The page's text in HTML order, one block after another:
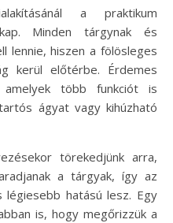
a praktikum
Minden tárgynak és
lennie, hiszen a fölösleges
kerül előtérbe. Érdemes
amelyek több funkciót is
ágyat vagy kihúzható
törekedjünk arra,
a tárgyak, így az
hatású lesz. Egy
is, hogy megőrizzük a